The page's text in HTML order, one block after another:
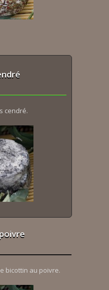
cendré.
bicottin au poivre.